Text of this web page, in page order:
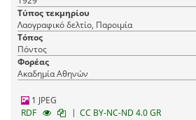
Τύπος τεκμηρίου
Λαογραφικό δελτίο, Παροιμία
Τόπος
Πόντος
Φορέας
Ακαδημία Αθηνών
1 JPEG
RDF
| CC BY-NC-ND 4.0 GR